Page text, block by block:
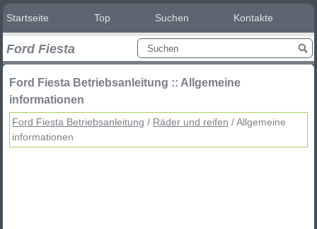
Startseite Top Suchen Kontakte
Ford Fiesta
Ford Fiesta Betriebsanleitung :: Allgemeine
informationen
Ford Fiesta Betriebsanleitung / Räder und reifen / Allgemeine
informationen